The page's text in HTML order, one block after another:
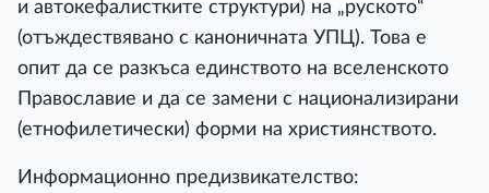
и автокефалистките структури) на „руското“
(отъждествявано с каноничната УПЦ). Това е
опит да се разкъса единството на вселенското
Православие и да се замени с национализирани
(етнофилетически) форми на християнството.
Информационно предизвикателство: